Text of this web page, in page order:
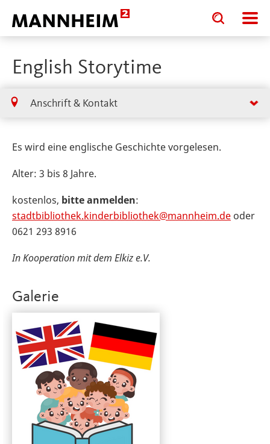
Toggle
search
input
Toggle
search
input
English Storytime
Anschrift & Kontakt
Es wird eine englische Geschichte vorgelesen.
Alter: 3 bis 8 Jahre.
kostenlos, bitte anmelden:
stadtbibliothek.kinderbibliothek@mannheim.de oder
0621 293 8916
In Kooperation mit dem Elkiz e.V.
Galerie